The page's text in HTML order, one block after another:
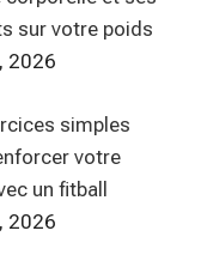
sur votre poids
2026
simples
votre
un fitball
2026